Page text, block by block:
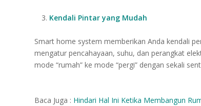
Kendali Pintar yang Mudah
Smart home system memberikan Anda kendali
mengatur pencahayaan, suhu, dan perangkat
mode “rumah” ke mode “pergi” dengan sekali
Baca Juga : Hindari Hal Ini Ketika Membangun